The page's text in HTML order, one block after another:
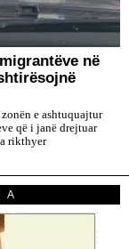
në
e ashtuquajtur
që i janë drejtuar
rikthyer